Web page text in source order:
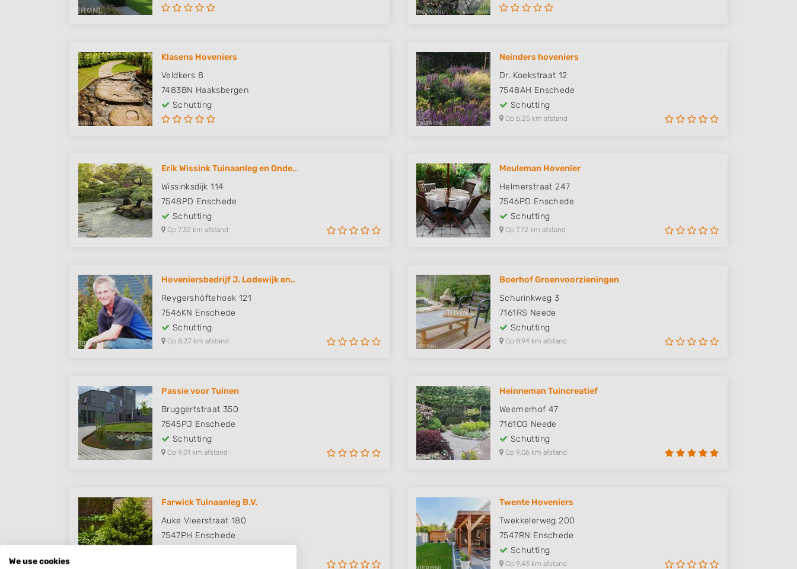
Klasens Hoveniers
Veldkers 8
7483BN Haaksbergen
Schutting
Neinders hoveniers
Dr. Koekstraat 12
7548AH Enschede
Schutting
Op 6,25 km afstand
Erik Wissink Tuinaanleg en Onde..
Wissinksdijk 114
7548PD Enschede
Schutting
Op 7,32 km afstand
Meuleman Hovenier
Helmerstraat 247
7546PD Enschede
Schutting
Op 7,72 km afstand
Hoveniersbedrijf J. Lodewijk en..
Reygershöftehoek 121
7546KN Enschede
Schutting
Op 8,37 km afstand
Boerhof Groenvoorzieningen
Schurinkweg 3
7161RS Neede
Schutting
Op 8,94 km afstand
Passie voor Tuinen
Bruggertstraat 350
7545PJ Enschede
Schutting
Op 9,01 km afstand
Heinneman Tuincreatief
Weemerhof 47
7161CG Neede
Schutting
Op 9,06 km afstand
Farwick Tuinaanleg B.V.
Auke Vleerstraat 180
7547PH Enschede
Twente Hoveniers
Twekkelerweg 200
7547RN Enschede
Schutting
Op 9,43 km afstand
We use cookies